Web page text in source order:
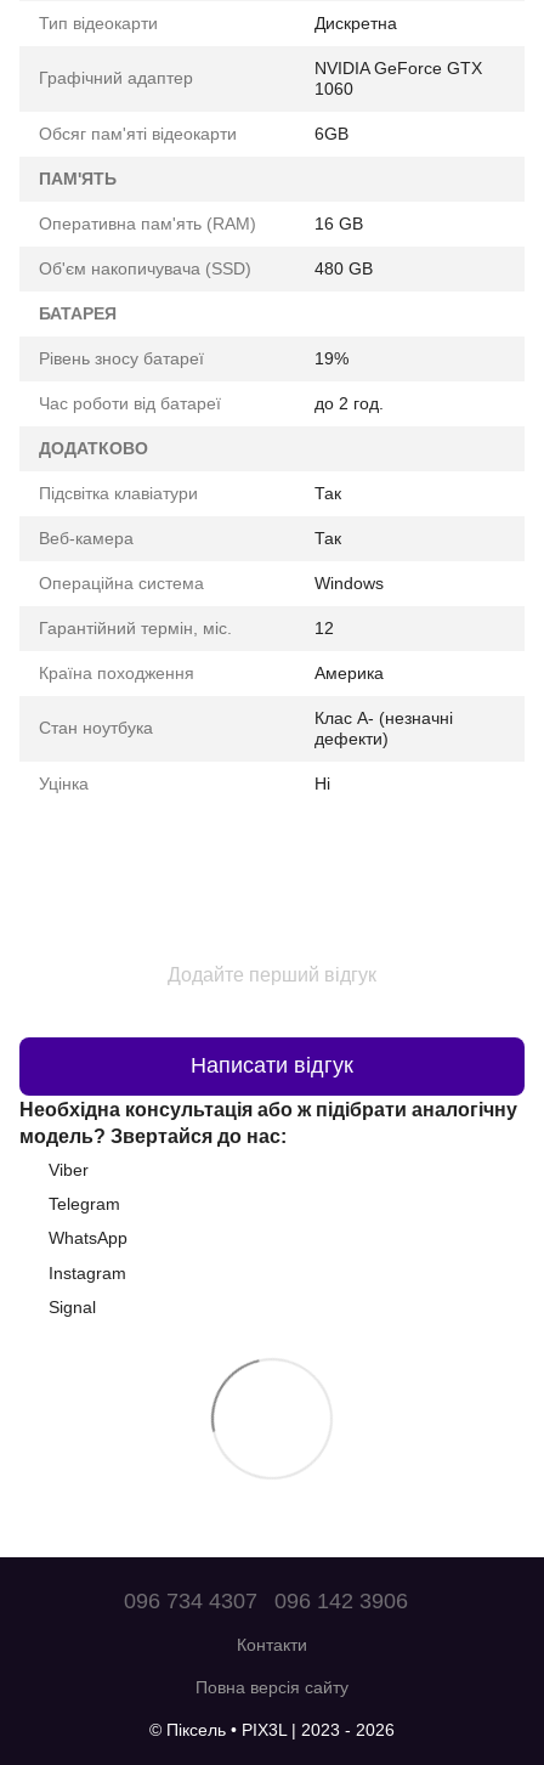
Тип відеокарти Дискретна
Графічний адаптер
NVIDIA GeForce GTX
1060
Обсяг пам'яті відеокарти 6GB
ПАМ'ЯТЬ
Оперативна пам'ять (RAM) 16 GB
Об'єм накопичувача (SSD) 480 GB
БАТАРЕЯ
Рівень зносу батареї 19%
Час роботи від батареї до 2 год.
ДОДАТКОВО
Підсвітка клавіатури Так
Веб-камера Так
Операційна система Windows
Гарантійний термін, міс. 12
Країна походження Америка
Стан ноутбука
Клас A- (незначні
дефекти)
Уцінка Ні
Додайте перший відгук
Написати відгук
Необхідна консультація або ж підібрати аналогічну
модель? Звертайся до нас:
Viber
Telegram
WhatsApp
Instagram
Signal
096 734 4307 096 142 3906
Контакти
Повна версія сайту
© Піксель • PIX3L | 2023 - 2026